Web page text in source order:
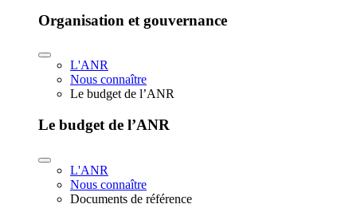
Organisation et gouvernance
L'ANR
Nous connaître
Le budget de l’ANR
Le budget de l’ANR
L'ANR
Nous connaître
Documents de référence